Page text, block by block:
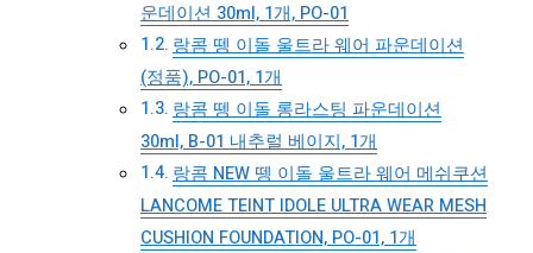
운데이션 30ml, 1개, PO-01
랑콤 뗑 이돌 울트라 웨어 파운데이션
(정품), PO-01, 1개
랑콤 뗑 이돌 롱라스팅 파운데이션
30ml, B-01 내추럴 베이지, 1개
랑콤 NEW 뗑 이돌 울트라 웨어 메쉬쿠션
LANCOME TEINT IDOLE ULTRA WEAR MESH
CUSHION FOUNDATION, PO-01, 1개